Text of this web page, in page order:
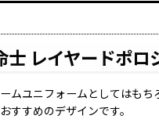
士 レイヤードポロ
ムユニフォームとしてはもち
すすめのデザインです。